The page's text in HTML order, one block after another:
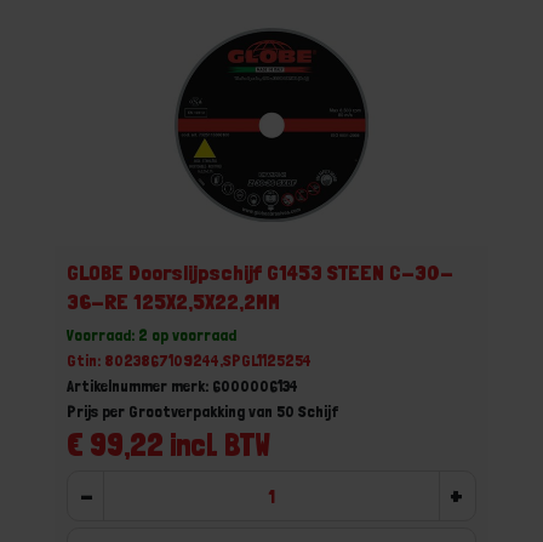
GLOBE Doorslijpschijf G1453 STEEN C-30-
36-RE 125X2,5X22,2MM
Voorraad: 2 op voorraad
Gtin: 8023867109244,SPGL1125254
Artikelnummer merk: 6000006134
€ 99,22 incl. BTW
Prijs per Grootverpakking van 50 Schijf
- +